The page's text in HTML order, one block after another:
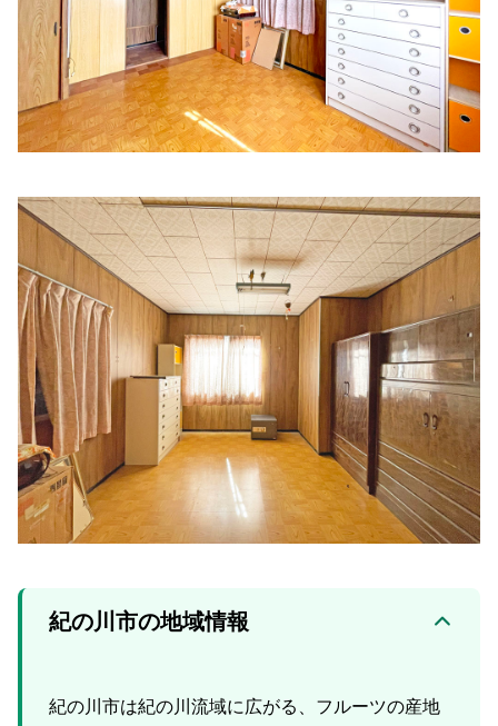
紀の川市の地域情報
紀の川市は紀の川流域に広がる、フルーツの産地